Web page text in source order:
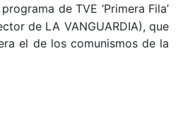
de TVE ‘Primera Fila’
de LA VANGUARDIA), que
el de los comunismos de la